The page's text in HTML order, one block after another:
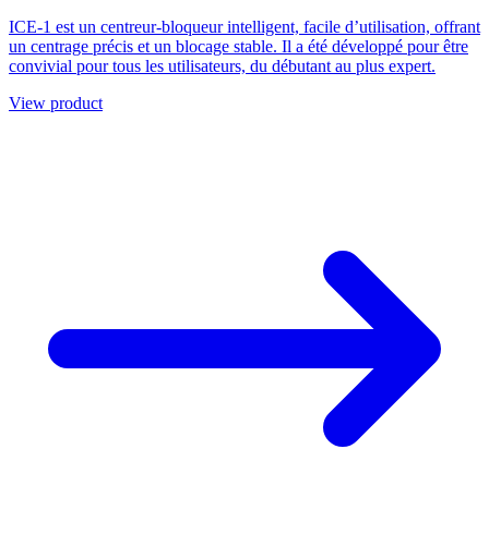
ICE-1 est un centreur-bloqueur intelligent, facile d’utilisation, offrant
un centrage précis et un blocage stable. Il a été développé pour être
convivial pour tous les utilisateurs, du débutant au plus expert.
View product